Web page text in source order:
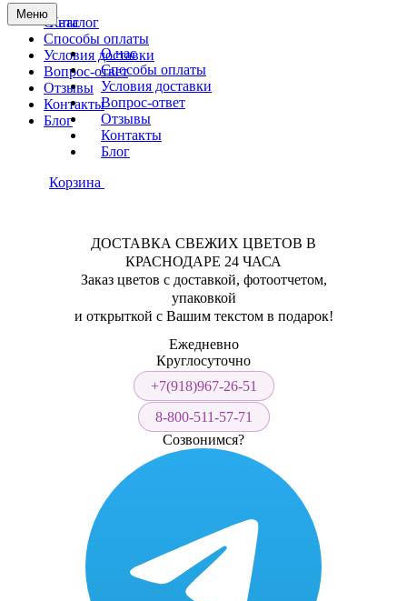
Меню
О нас
Способы оплаты
Условия доставки
Вопрос-ответ
Отзывы
Контакты
Блог
Каталог
О нас
Способы оплаты
Условия доставки
Вопрос-ответ
Отзывы
Контакты
Блог
Корзина
ДОСТАВКА СВЕЖИХ ЦВЕТОВ В
КРАСНОДАРЕ 24 ЧАСА
Заказ цветов с доставкой, фотоотчетом,
упаковкой
и открыткой с Вашим текстом в подарок!
Ежедневно
Круглосуточно
+7(918)967-26-51
8-800-511-57-71
Созвонимся?